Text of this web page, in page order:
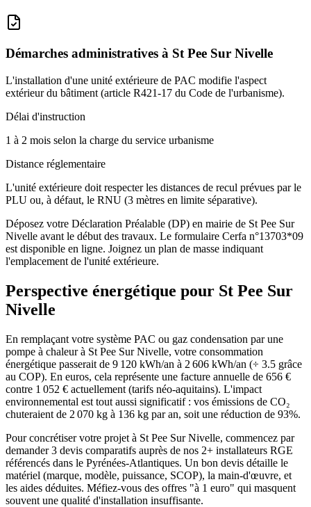
Démarches administratives à St Pee Sur Nivelle
L'installation d'une unité extérieure de PAC modifie l'aspect
extérieur du bâtiment (article R421-17 du Code de l'urbanisme).
Délai d'instruction
1 à 2 mois selon la charge du service urbanisme
Distance réglementaire
L'unité extérieure doit respecter les distances de recul prévues par le
PLU ou, à défaut, le RNU (3 mètres en limite séparative).
Déposez votre Déclaration Préalable (DP) en mairie de St Pee Sur
Nivelle avant le début des travaux. Le formulaire Cerfa n°13703*09
est disponible en ligne. Joignez un plan de masse indiquant
l'emplacement de l'unité extérieure.
Perspective énergétique pour St Pee Sur
Nivelle
En remplaçant votre système PAC ou gaz condensation par une
pompe à chaleur à St Pee Sur Nivelle, votre consommation
énergétique passerait de 9 120 kWh/an à 2 606 kWh/an (÷ 3.5 grâce
au COP). En euros, cela représente une facture annuelle de 656 €
contre 1 052 € actuellement (tarifs néo-aquitains). L'impact
environnemental est tout aussi significatif : vos émissions de CO₂
chuteraient de 2 070 kg à 136 kg par an, soit une réduction de 93%.
Pour concrétiser votre projet à St Pee Sur Nivelle, commencez par
demander 3 devis comparatifs auprès de nos 2+ installateurs RGE
référencés dans le Pyrénées-Atlantiques. Un bon devis détaille le
matériel (marque, modèle, puissance, SCOP), la main-d'œuvre, et
les aides déduites. Méfiez-vous des offres "à 1 euro" qui masquent
souvent une qualité d'installation insuffisante.